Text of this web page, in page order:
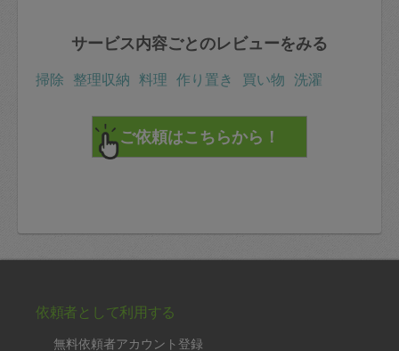
サービス内容ごとのレビューをみる
掃除 整理収納 料理 作り置き 買い物 洗濯
依頼者として利用する
無料依頼者アカウント登録